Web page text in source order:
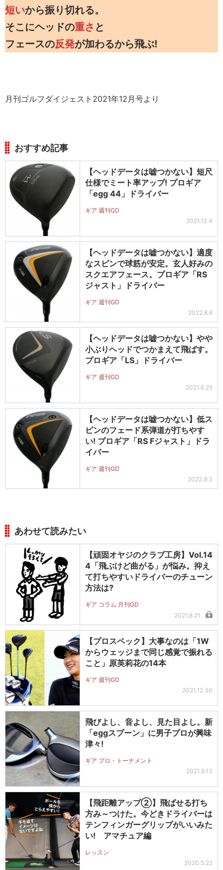
短いから振り切れる。
そこにヘッドの重さ と
フェースの反発が加わるから飛ぶ!
月刊ゴルフダイジェスト2021年12月号より
おすすめ記事
【ヘッドデータは嘘つかない】短尺
仕様でミート率アップ! プロギア
「egg 44」ドライバー
ギア 週刊GD
2021.12.4
【ヘッドデータは嘘つかない】適度
なスピンで球筋が安定。玄人好みの
スクエアフェース。プロギア「RS
ジャスト」ドライバー
ギア 週刊GD
2022.8.6
【ヘッドデータは嘘つかない】やや
小ぶりヘッドでつかまえて飛ばす。
プロギア「LS」ドライバー
ギア 週刊GD
2021.6.25
【ヘッドデータは嘘つかない】低ス
ピンのフェード系弾道が打ちやす
い! プロギア「RS Fジャスト」ドラ
イバー
ギア 週刊GD
2022.9.3
あわせて読みたい
【頑固オヤジのクラブ工房】Vol.14
4「飛ぶけど曲がる」が悩み。抑え
て打ちやすいドライバーのチューン
方法は?
ギア コラム 月刊GD
2021.8.21
【プロスペック】大事なのは「1W
からウェッジまで同じ感覚で振れる
こと」原英莉花の14本
ギア 週刊GD
2021.12.30
飛びよし、音よし、見た目よし。新
「eggスプーン」に男子プロが興味
津々!
ギア プロ・トーナメント
2021.9.13
【飛距離アップ②】飛ばせる打ち
方み～つけた。今どきドライバーは
テンフィンガーグリップがいいみた
い! アマチュア編
レッスン
2020.5.22